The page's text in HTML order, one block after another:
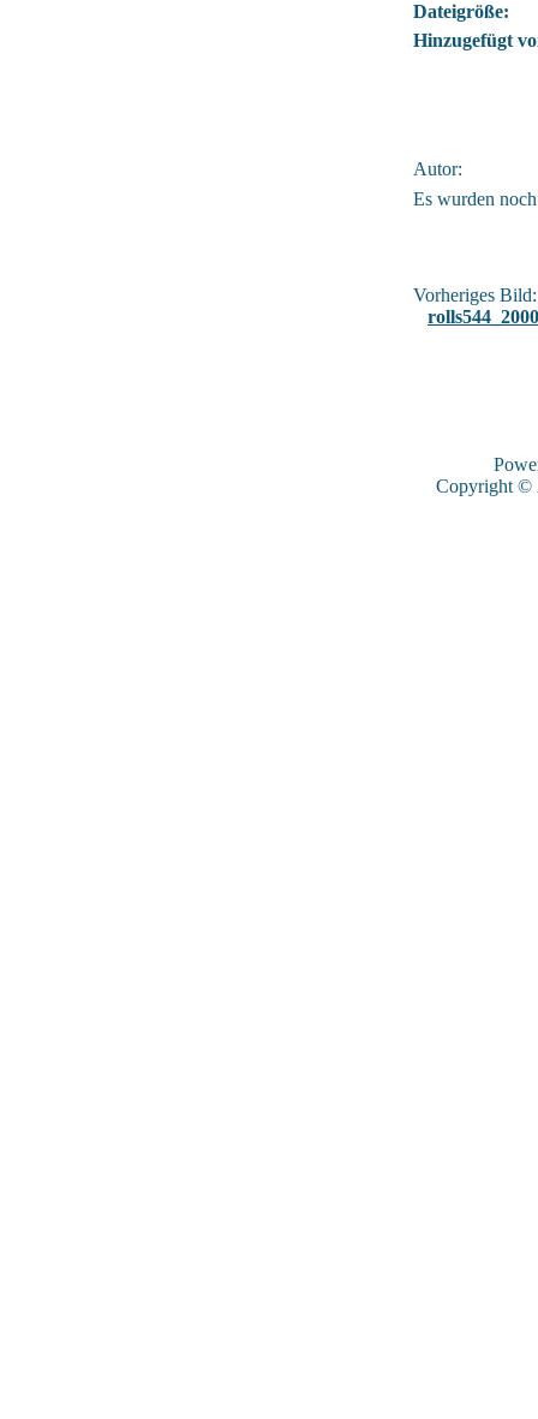
Dateigröße:
Hinzugefügt
Autor:
Es wurden
Vorheriges Bild:
Copyright ©